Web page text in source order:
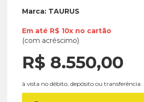
Marca: TAURUS
Em até R$ 10x no cartão
(com acréscimo)
R$ 8.550,00
à vista no débito, depósito ou transferência.